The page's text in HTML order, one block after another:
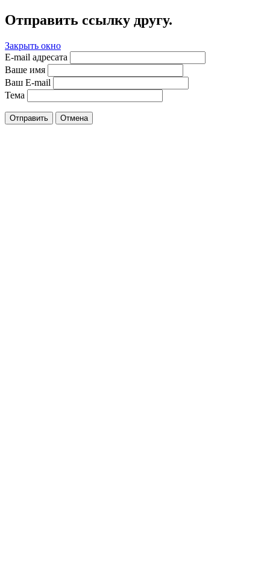
Отправить ссылку другу.
Закрыть окно
E-mail адресата
Ваше имя
Ваш E-mail
Тема
Отправить Отмена